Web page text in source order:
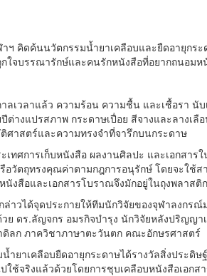
ฯ คิดค้นนวัตกรรมน้ำยาเคลือบและยืดอายุกร
ใจบรรณารักษ์และคนรักหนังสือที่อยากถนอมห
ลเวลาแล้ว ความร้อน ความชื้น และเชื้อรา
ต่างแปรสภาพ กระดาษเปื่อย สีจางและลาง
ศาสตร์และความทรงจำที่จารึกบนกระดาษ
เทศการเก็บหนังสือ ผลงานศิลปะ และเอกสา
อวัตถุทรงคุณค่าตามกฎการอนุรักษ์ โดยจะใช้ส
นังสือและเอกสารโบราณจึงมักอยู่ในถุงพลาส
าวได้จุดประกายให้ทีมนักวิจัยของจุฬาลงกร
ย ดร.ลัญจกร อมรกิจบำรุง นักวิจัยหลังปริญญ
ลก ภาควิชาภาษาตะวันตก คณะอักษรศาสตร์
ำยาเคลือบยืดอายุกระดาษได้รางวัลสิ่งประดิ
ใช้จริงแล้วด้วยโดยการชุบเคลือบหนังสือเอกส